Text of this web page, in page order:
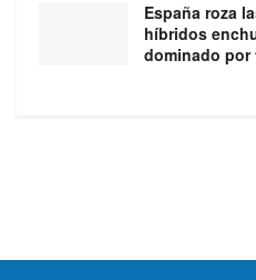
España roza
híbridos
dominado